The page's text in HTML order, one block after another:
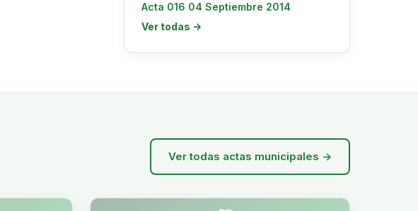
Acta 016 04 Septiembre 2014
Ver todas →
Ver todas actas municipales →